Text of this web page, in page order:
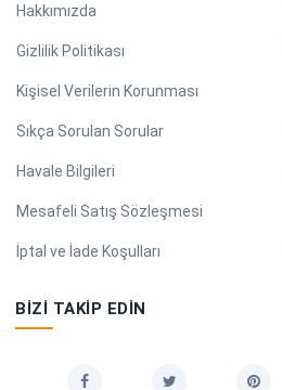
Hakkımızda
Gizlilik Politikası
Kişisel Verilerin Korunması
Sıkça Sorulan Sorular
Havale Bilgileri
Mesafeli Satış Sözleşmesi
İptal ve İade Koşulları
BIZI TAKIP EDIN